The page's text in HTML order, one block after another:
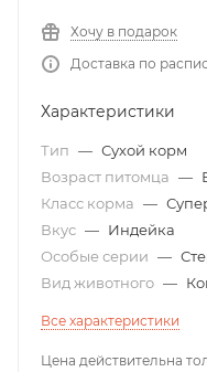
Хочу в подарок
Доставка по
Характеристики
Тип — Сухой корм
Возраст питомца —
Класс корма —
Вкус — Индейка
Особые серии —
Вид животного —
Все характеристики
Цена действительна